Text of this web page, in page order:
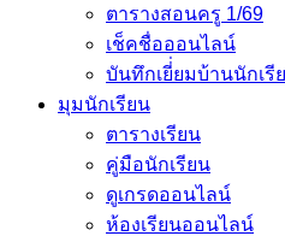
ตารางสอนครู 1/69
เช็คชื่อออนไลน์
บันทึกเยี่่ยมบ้านนักเรี
มุมนักเรียน
ตารางเรียน
คู่มือนักเรียน
ดูเกรดออนไลน์
ห้องเรียนออนไลน์